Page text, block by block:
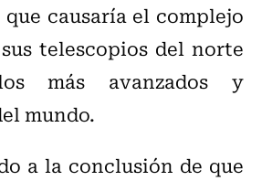
causaría el complejo
telescopios del norte
más avanzados y
mundo.
a la conclusión de que